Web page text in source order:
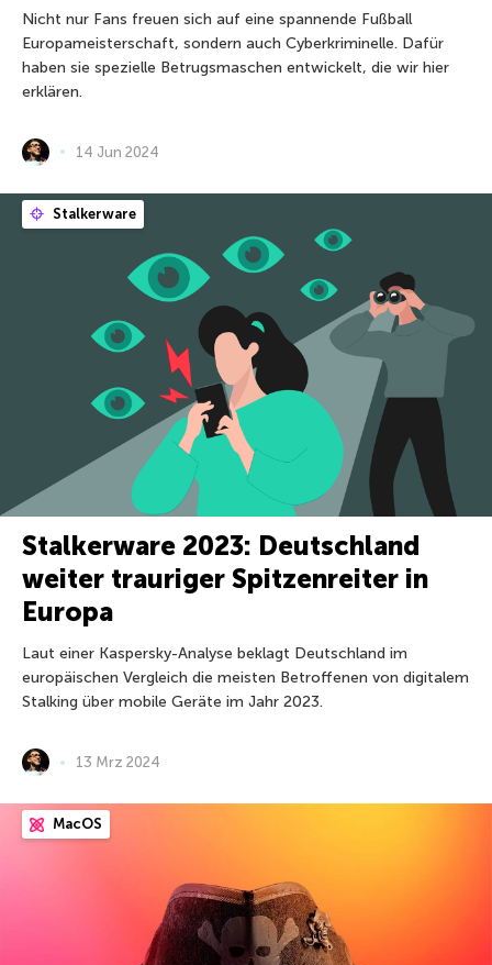
Nicht nur Fans freuen sich auf eine spannende Fußball
Europameisterschaft, sondern auch Cyberkriminelle. Dafür
haben sie spezielle Betrugsmaschen entwickelt, die wir hier
erklären.
14 Jun 2024
Stalkerware
Stalkerware 2023: Deutschland
weiter trauriger Spitzenreiter in
Europa
Laut einer Kaspersky-Analyse beklagt Deutschland im
europäischen Vergleich die meisten Betroffenen von digitalem
Stalking über mobile Geräte im Jahr 2023.
13 Mrz 2024
MacOS